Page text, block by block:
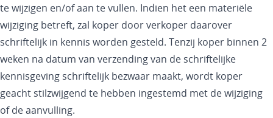
te wijzigen en/of aan te vullen. Indien het een materiële
wijziging betreft, zal koper door verkoper daarover
schriftelijk in kennis worden gesteld. Tenzij koper binnen 2
weken na datum van verzending van de schriftelijke
kennisgeving schriftelijk bezwaar maakt, wordt koper
geacht stilzwijgend te hebben ingestemd met de wijziging
of de aanvulling.